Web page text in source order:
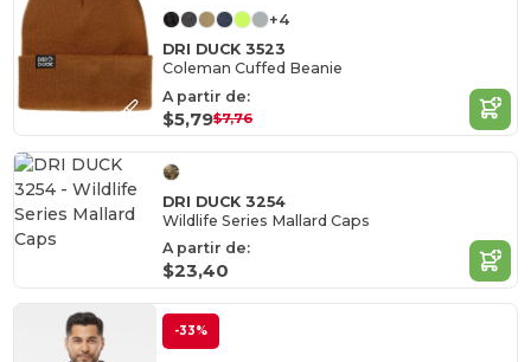
+4
DRI DUCK 3523
Coleman Cuffed Beanie
A partir de:
$5,79$7,76
DRI DUCK 3254
Wildlife Series Mallard Caps
A partir de:
$23,40
-33%